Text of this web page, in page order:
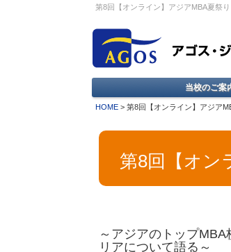
第8回【オンライン】アジアMBA夏祭
当校のご案
HOME > 第8回【オンライン】アジア
第8回【オン
～アジアのトップ
リアについて語る～